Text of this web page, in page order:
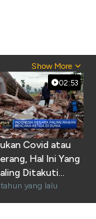
Show More
02:53
Covid atau
Hal Ini Yang
Ditakuti
yang lalu